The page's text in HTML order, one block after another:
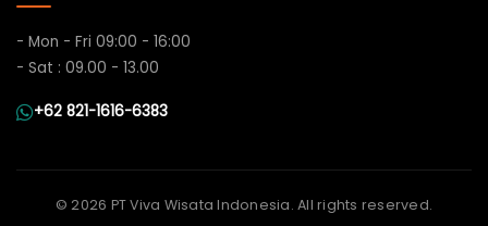
- Mon - Fri 09:00 - 16:00
- Sat : 09.00 - 13.00
+62 821-1616-6383
© 2026 PT Viva Wisata Indonesia. All rights reserved.